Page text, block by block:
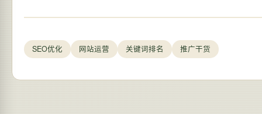
SEO优化 网站运营 关键词排名 推广干货